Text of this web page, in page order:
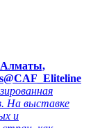
Алматы,
На выставке
и